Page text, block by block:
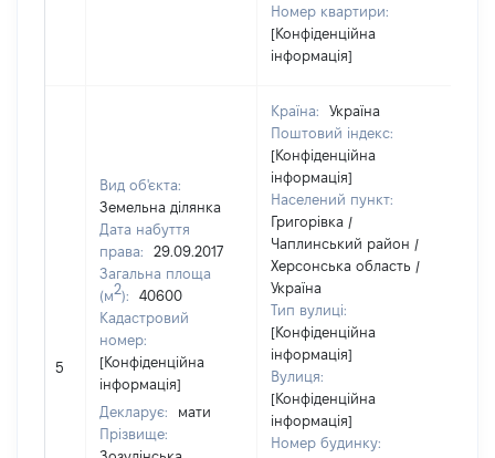
Номер квартири:
[Конфіденційна
інформація]
5
Вид об'єкта:
Земельна ділянка
Дата набуття
права:
29.09.2017
Загальна площа
(м2):
40600
Кадастровий
номер:
[Конфіденційна
інформація]
Декларує:
мати
Прізвище:
Країна:
Україна
Поштовий індекс:
[Конфіденційна
інформація]
Населений пункт:
Григорівка /
Чаплинський район /
Херсонська область /
Україна
Тип вулиці:
[Конфіденційна
інформація]
Вулиця:
[Конфіденційна
інформація]
Номер будинку: